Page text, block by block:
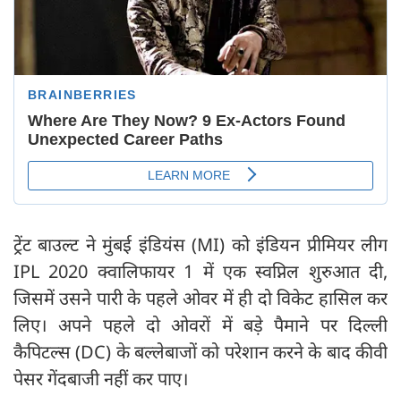
ट्रेंट बाउल्ट ने मुंबई इंडियंस (MI) को इंडियन प्रीमियर लीग
IPL 2020 क्वालिफायर 1 में एक स्वप्निल शुरुआत दी,
जिसमें उसने पारी के पहले ओवर में ही दो विकेट हासिल कर
लिए। अपने पहले दो ओवरों में बड़े पैमाने पर दिल्ली
कैपिटल्स (DC) के बल्लेबाजों को परेशान करने के बाद कीवी
पेसर गेंदबाजी नहीं कर पाए।